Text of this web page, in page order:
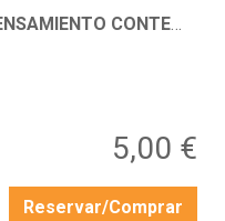
CONTEMPORÁNEO
5,00 €
Reservar/Comprar